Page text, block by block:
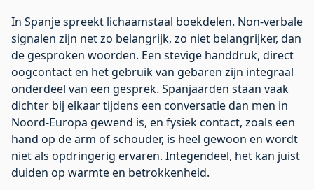
In Spanje spreekt lichaamstaal boekdelen. Non-verbale
signalen zijn net zo belangrijk, zo niet belangrijker, dan
de gesproken woorden. Een stevige handdruk, direct
oogcontact en het gebruik van gebaren zijn integraal
onderdeel van een gesprek. Spanjaarden staan vaak
dichter bij elkaar tijdens een conversatie dan men in
Noord-Europa gewend is, en fysiek contact, zoals een
hand op de arm of schouder, is heel gewoon en wordt
niet als opdringerig ervaren. Integendeel, het kan juist
duiden op warmte en betrokkenheid.